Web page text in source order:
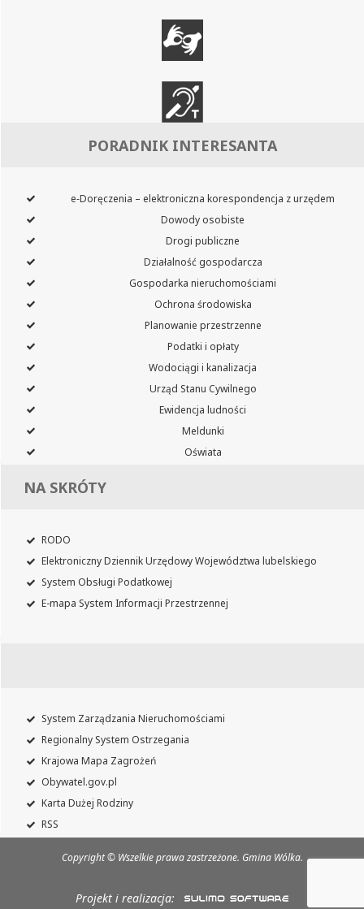
PORADNIK INTERESANTA
e‑Doręczenia – elektroniczna korespondencja z urzędem
Dowody osobiste
Drogi publiczne
Działalność gospodarcza
Gospodarka nieruchomościami
Ochrona środowiska
Planowanie przestrzenne
Podatki i opłaty
Wodociągi i kanalizacja
Urząd Stanu Cywilnego
Ewidencja ludności
Meldunki
Oświata
NA SKRÓTY
RODO
Elektroniczny Dziennik Urzędowy Województwa lubelskiego
System Obsługi Podatkowej
E-mapa System Informacji Przestrzennej
System Zarządzania Nieruchomościami
Regionalny System Ostrzegania
Krajowa Mapa Zagrożeń
Obywatel.gov.pl
Karta Dużej Rodziny
RSS
Copyright © Wszelkie prawa zastrzeżone. Gmina Wólka.
Projekt i realizacja: